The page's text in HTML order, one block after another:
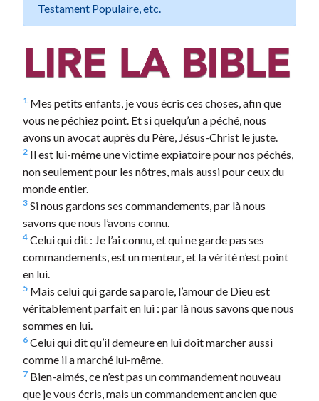
Testament Populaire, etc.
1 Mes petits enfants, je vous écris ces choses, afin que
vous ne péchiez point. Et si quelqu’un a péché, nous
avons un avocat auprès du Père, Jésus-Christ le juste.
2 Il est lui-même une victime expiatoire pour nos péchés,
non seulement pour les nôtres, mais aussi pour ceux du
monde entier.
3 Si nous gardons ses commandements, par là nous
savons que nous l’avons connu.
4 Celui qui dit : Je l’ai connu, et qui ne garde pas ses
commandements, est un menteur, et la vérité n’est point
en lui.
5 Mais celui qui garde sa parole, l’amour de Dieu est
véritablement parfait en lui : par là nous savons que nous
sommes en lui.
6 Celui qui dit qu’il demeure en lui doit marcher aussi
comme il a marché lui-même.
7 Bien-aimés, ce n’est pas un commandement nouveau
que je vous écris, mais un commandement ancien que